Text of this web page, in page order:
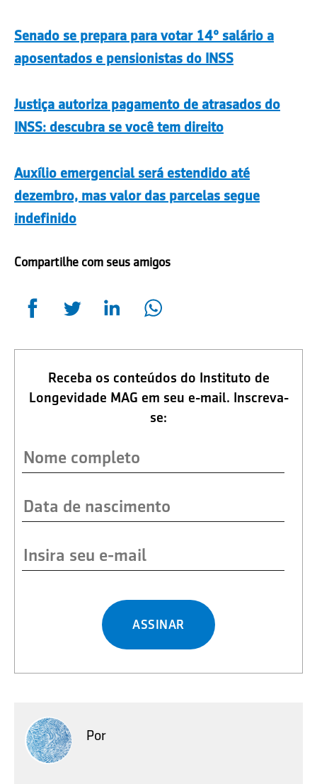
Senado se prepara para votar 14º salário a
aposentados e pensionistas do INSS
Justiça autoriza pagamento de atrasados do
INSS: descubra se você tem direito
Auxílio emergencial será estendido até
dezembro, mas valor das parcelas segue
indefinido
Compartilhe com seus amigos
Receba os conteúdos do Instituto de
Longevidade MAG em seu e-mail. Inscreva-
se:
ASSINAR
Por